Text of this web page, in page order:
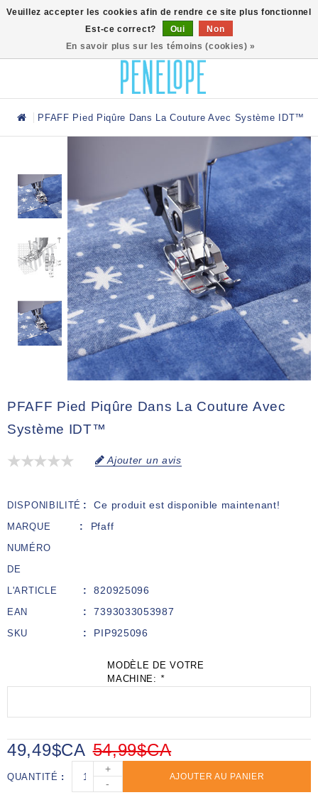
PFAFF Pied Piqûre Dans La Couture Avec Système IDT™
PFAFF Pied Piqûre Dans La Couture Avec
Système IDT™
Ajouter un avis
DISPONIBILITÉ Ce produit est disponible maintenant!
MARQUE Pfaff
NUMÉRO
DE
L'ARTICLE
820925096
EAN 7393033053987
SKU PIP925096
MODÈLE DE VOTRE
MACHINE: *
54,99$CA
49,49$CA
QUANTITÉ
+
-
AJOUTER AU PANIER
Veuillez accepter les cookies afin de rendre ce site plus fonctionnel
Est-ce correct?
Oui
Non
En savoir plus sur les témoins (cookies) »